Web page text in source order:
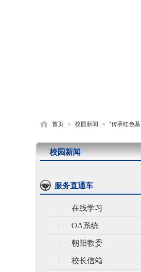
首页 » 校园新闻 » “传承红色
校园新闻
服务直通车
在线学习
OA系统
朝阳教委
校长信箱